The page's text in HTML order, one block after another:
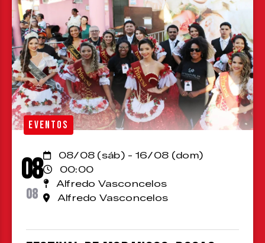
EVENTOS
08
08
08/08 (sáb) - 16/08 (dom)
00:00
Alfredo Vasconcelos
Alfredo Vasconcelos